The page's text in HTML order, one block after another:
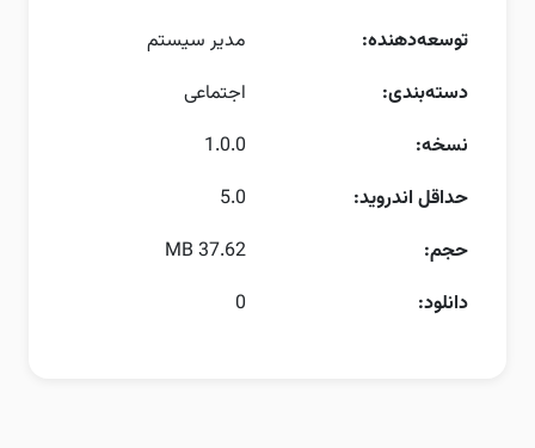
توسعه‌دهنده:
مدیر سیستم
دسته‌بندی:
اجتماعی
نسخه:
1.0.0
حداقل اندروید:
5.0
حجم:
37.62 MB
دانلود:
0